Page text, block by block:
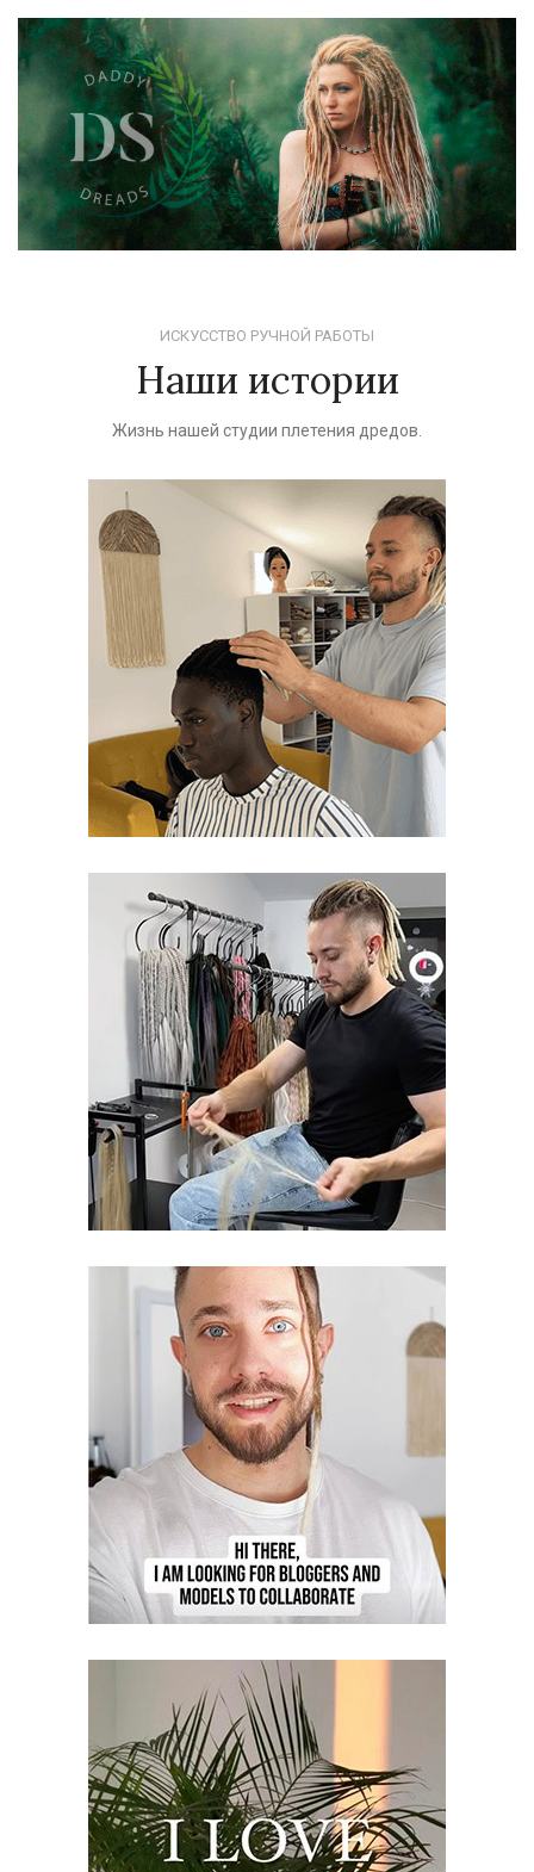
ИСКУССТВО РУЧНОЙ РАБОТЫ
Наши истории
Жизнь нашей студии плетения дредов.